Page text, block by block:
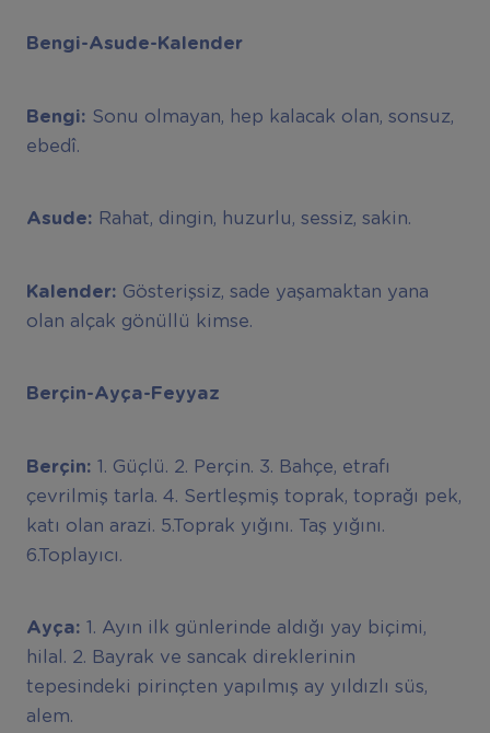
Bengi-Asude-Kalender
Bengi: Sonu olmayan, hep kalacak olan, sonsuz,
ebedî.
Asude: Rahat, dingin, huzurlu, sessiz, sakin.
Kalender: Gösterişsiz, sade yaşamaktan yana
olan alçak gönüllü kimse.
Berçin-Ayça-Feyyaz
Berçin: 1. Güçlü. 2. Perçin. 3. Bahçe, etrafı
çevrilmiş tarla. 4. Sertleşmiş toprak, toprağı pek,
katı olan arazi. 5.Toprak yığını. Taş yığını.
6.Toplayıcı.
Ayça: 1. Ayın ilk günlerinde aldığı yay biçimi,
hilal. 2. Bayrak ve sancak direklerinin
tepesindeki pirinçten yapılmış ay yıldızlı süs,
alem.